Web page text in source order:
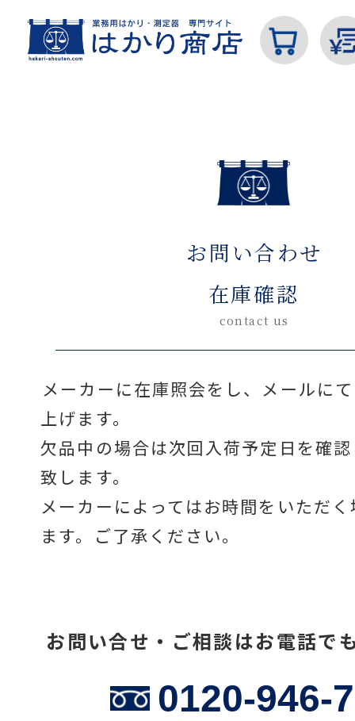
カテゴリから探す
分銅
温度計・湿度計
タイマー
ホーム お問い合わせ在庫確認(入力ページ)
お問い合わせ
在庫確認
contact us
メーカーに在庫照会をし、メールに
上げます。
欠品中の場合は次回入荷予定日を確
致します。
メーカーによってはお時間をいただ
ます。ご了承ください。
お問い合せ・ご相談はお電話で
0120-946-